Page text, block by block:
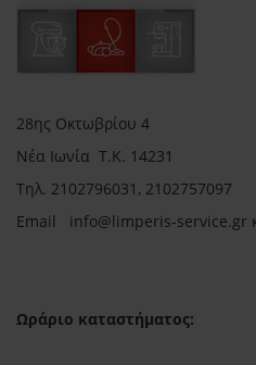
28ης Οκτωβρίου 4
Νέα Ιωνία Τ.Κ. 14231
Τηλ. 2102796031, 2102757097
Email info@limperis-service.gr
Ωράριο καταστήματος: